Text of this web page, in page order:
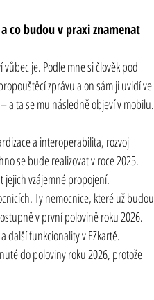
co budou v praxi znamenat
je. Podle mne si člověk pod
zprávu a on sám ji uvidí ve
a ta se mu následně objeví v mobilu.
a interoperabilita, rozvoj
se bude realizovat v roce 2025.
jejich vzájemné propojení.
Ty nemocnice, které už budou
v první polovině roku 2026.
další funkcionality v EZkartě.
do poloviny roku 2026, protože